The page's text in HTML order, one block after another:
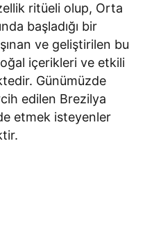
ritüeli olup, Orta
başladığı bir
ve geliştirilen bu
içerikleri ve etkili
Günümüzde
edilen Brezilya
etmek isteyenler